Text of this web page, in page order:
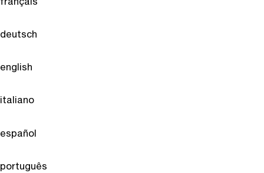
français
deutsch
english
italiano
español
português